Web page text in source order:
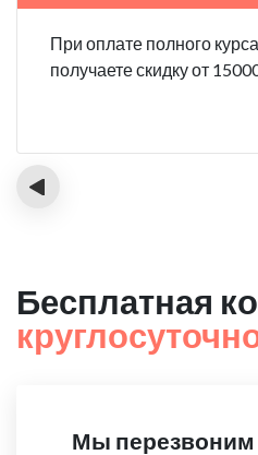
При оплате полного
получаете скидку от
‹
Бесплатная
Мы перезвоним